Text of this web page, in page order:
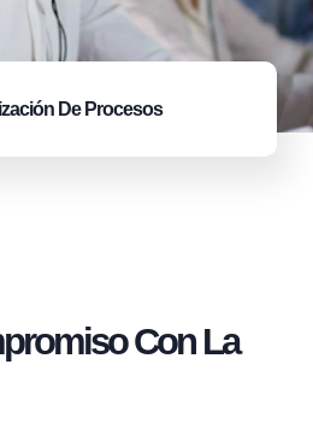
De Procesos
Con La